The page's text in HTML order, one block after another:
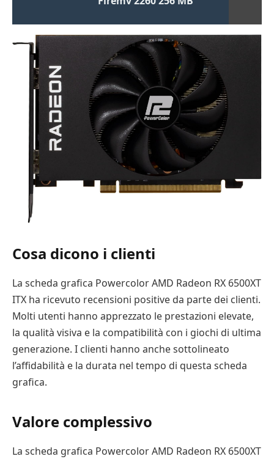
Cosa dicono i clienti
La scheda grafica Powercolor AMD Radeon RX 6500XT
ITX ha ricevuto recensioni positive da parte dei clienti.
Molti utenti hanno apprezzato le prestazioni elevate,
la qualità visiva e la compatibilità con i giochi di ultima
generazione. I clienti hanno anche sottolineato
l’affidabilità e la durata nel tempo di questa scheda
grafica.
Valore complessivo
La scheda grafica Powercolor AMD Radeon RX 6500XT